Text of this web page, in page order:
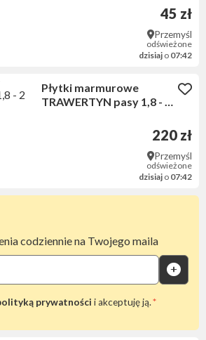
45 zł
Przemyśl
odświeżone
dzisiaj o 07:42
Płytki marmurowe
TRAWERTYN pasy 1,8 - 2
220 zł
Przemyśl
odświeżone
dzisiaj o 07:42
codziennie na Twojego maila
prywatności i akceptuję ją.